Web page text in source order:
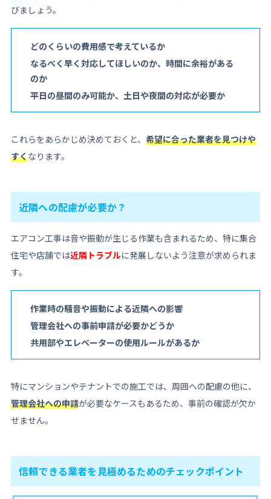
びましょう。
どのくらいの費用感で考えているか
なるべく早く対応してほしいのか、時間に余裕がある
のか
平日の昼間のみ可能か、土日や夜間の対応が必要か
これらをあらかじめ決めておくと、 希望に合った業者を見つけや
すくなります。
近隣への配慮が必要か？
エアコン工事は音や振動が生じる作業も含まれるため、特に集合
住宅や店舗では近隣トラブルに発展しないよう注意が求められま
す。
作業時の騒音や振動による近隣への影響
管理会社への事前申請が必要かどうか
共用部やエレベーターの使用ルールがあるか
特にマンションやテナントでの施工では、周囲への配慮の他に、
管理会社への申請が必要なケースもあるため、事前の確認が欠か
せません。
信頼できる業者を見極めるためのチェックポイント